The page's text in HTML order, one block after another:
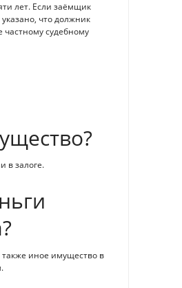
лет. Если заёмщик
что должник
частному судебному
в залоге.
иное имущество в